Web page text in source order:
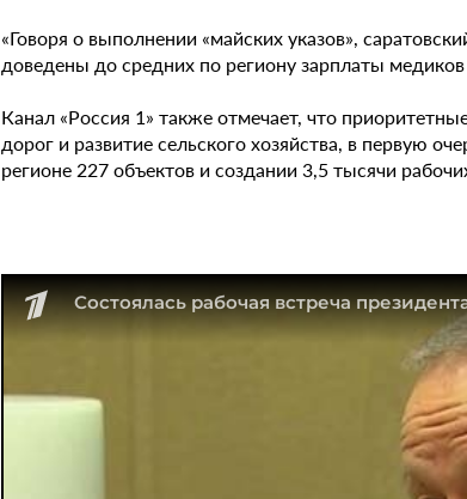
«Говоря о выполнении «майских указов»,
доведены до средних по региону зарплаты
Канал «Россия 1» также отмечает, что
дорог и развитие сельского хозяйства, в первую
регионе 227 объектов и создании 3,5 тысячи